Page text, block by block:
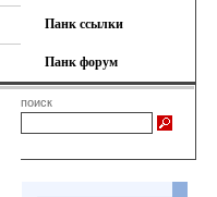
Панк ссылки
Панк форум
поиск